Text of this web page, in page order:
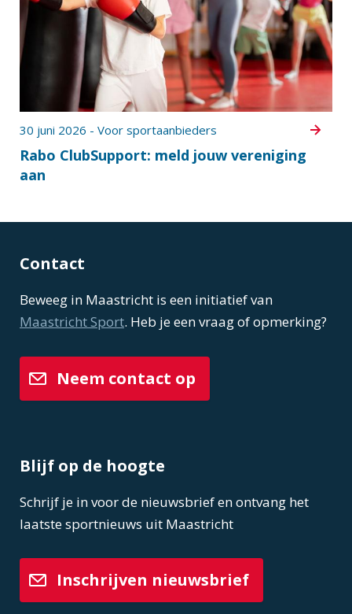
Rabo ClubSupport: meld jouw vereniging
aan
30 juni 2026 - Voor sportaanbieders
Contact
Beweeg in Maastricht is een initiatief van
Maastricht Sport. Heb je een vraag of opmerking?
Neem contact op
Blijf op de hoogte
Schrijf je in voor de nieuwsbrief en ontvang het
laatste sportnieuws uit Maastricht
Inschrijven nieuwsbrief